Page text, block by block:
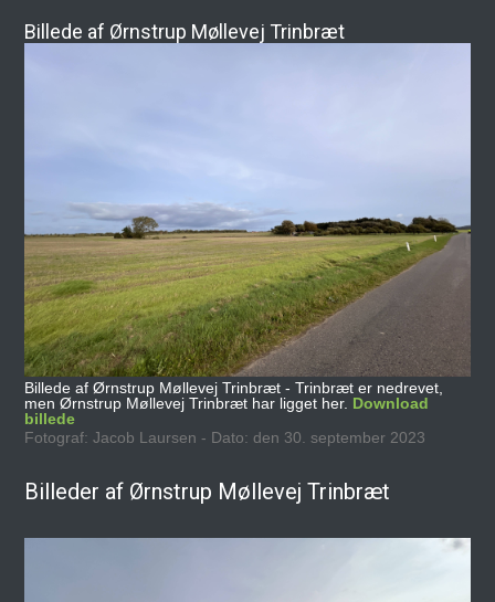
Billede af Ørnstrup Møllevej Trinbræt
Billede af Ørnstrup Møllevej Trinbræt - Trinbræt er nedrevet,
men Ørnstrup Møllevej Trinbræt har ligget her. Download
billede
Fotograf: Jacob Laursen - Dato: den 30. september 2023
Billeder af Ørnstrup Møllevej Trinbræt